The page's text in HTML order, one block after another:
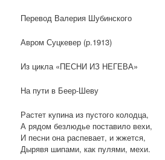
Перевод Валерия Шубинского
Авром Суцкевер (р.1913)
Из цикла «ПЕСНИ ИЗ НЕГЕВА»
На пути в Беер-Шеву
Растет купина из пустого колодца,
А рядом безлюдье поставило вехи,
И песни она распевает, и жжется,
Дырявя шипами, как пулями, мехи.